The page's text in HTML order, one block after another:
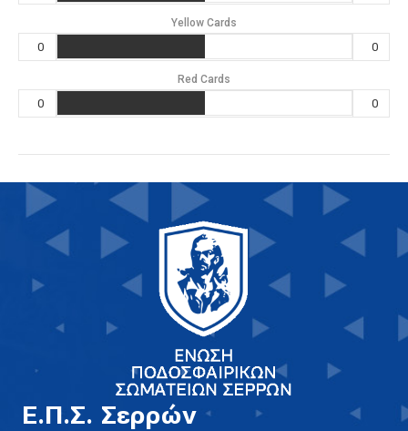
Yellow Cards
0 0
Red Cards
0 0
E.Π.Σ. Σερρών